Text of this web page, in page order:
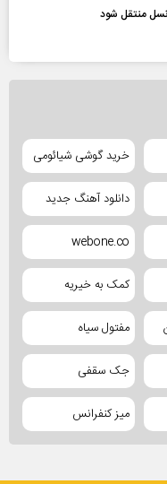
منتقل شود
خرید گوشی شیائومی
دانلود آهنگ جدید
webone.co
کمک به خیریه
مفتول سیاه
جک سقفی
میز کنفرانس